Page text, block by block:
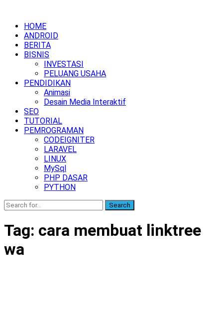
HOME
ANDROID
BERITA
BISNIS
INVESTASI
PELUANG USAHA
PENDIDIKAN
Animasi
Desain Media Interaktif
SEO
TUTORIAL
PEMROGRAMAN
CODEIGNITER
LARAVEL
LINUX
MySql
PHP DASAR
PYTHON
Search
Tag: cara membuat linktree
wa